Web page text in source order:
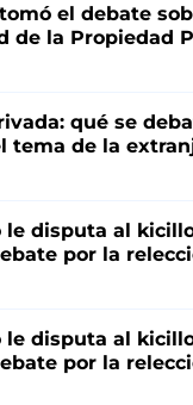
el debate
de la Propiedad
qué se
tema de la
le disputa al
por la
le disputa al
por la